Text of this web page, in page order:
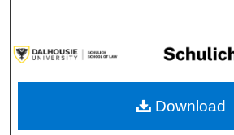
Browse
My Account
Download